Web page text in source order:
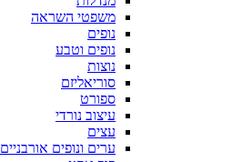
משפטי השראה
נופים
נופים וטבע
נוצות
סוריאליזם
ספורט
עיצוב נורדי
עצים
ערים ונופים אורבניים